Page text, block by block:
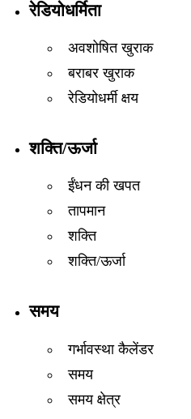
रेडियोधर्मिता
अवशोषित खुराक
बराबर खुराक
रेडियोधर्मी क्षय
शक्ति/ऊर्जा
ईंधन की खपत
तापमान
शक्ति
शक्ति/ऊर्जा
समय
गर्भावस्था कैलेंडर
समय
समय क्षेत्र